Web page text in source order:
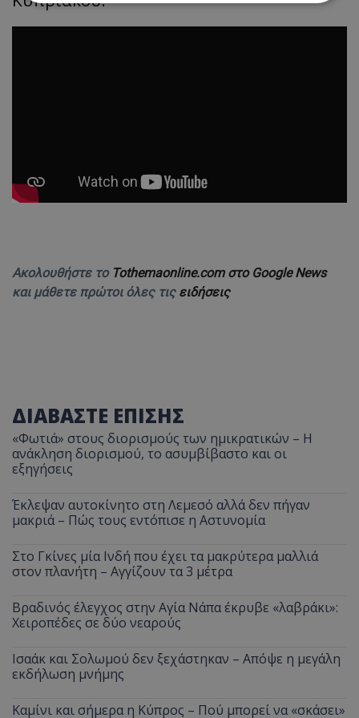
Ακολουθήστε το Tothemaonline.com στο Google News
και μάθετε πρώτοι όλες τις ειδήσεις
ΔΙΑΒΑΣΤΕ ΕΠΙΣΗΣ
«Φωτιά» στους διορισμούς των ημικρατικών – Η
ανάκληση διορισμού, το ασυμβίβαστο και οι
εξηγήσεις
Έκλεψαν αυτοκίνητο στη Λεμεσό αλλά δεν πήγαν
μακριά – Πώς τους εντόπισε η Αστυνομία
Στο Γκίνες μία Ινδή που έχει τα μακρύτερα μαλλιά
στον πλανήτη – Αγγίζουν τα 3 μέτρα
Βραδινός έλεγχος στην Αγία Νάπα έκρυβε «λαβράκι»:
Χειροπέδες σε δύο νεαρούς
Ισαάκ και Σολωμού δεν ξεχάστηκαν – Απόψε η μεγάλη
εκδήλωση μνήμης
Καμίνι και σήμερα η Κύπρος – Πού μπορεί να «σκάσει»
Ονοματεπώνυμο
VISITOR_PRIVACY_METADATA
YouTube
.youtube.com